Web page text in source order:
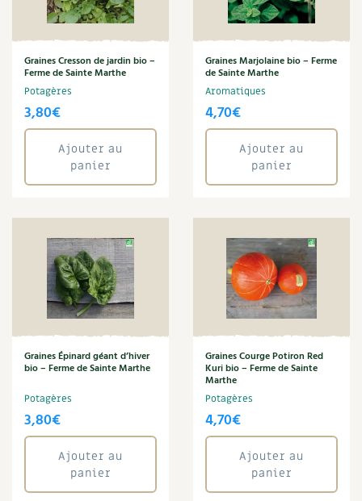
Carnets de saison
Compléments
Dossier
Actualités
Vidéos et podcasts
Secrets d’abonné
Tous au jardin ! avec Pascal
BD : La folle histoire des plantes
Verveine de Buenos Aires
Annuler les filtres
Graines Cresson de jardin bio –
Ferme de Sainte Marthe
Potagères
3,80€
Ajouter au
panier
Graines Marjolaine bio – Ferme
de Sainte Marthe
Aromatiques
4,70€
Ajouter au
panier
Graines Épinard géant d’hiver
bio – Ferme de Sainte Marthe
Potagères
3,80€
Ajouter au
panier
Graines Courge Potiron Red
Kuri bio – Ferme de Sainte
Marthe
Potagères
4,70€
Ajouter au
panier